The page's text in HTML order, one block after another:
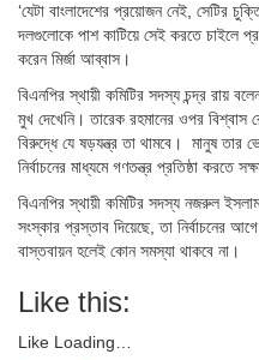
‘যেটা বাংলাদেশের প্রয়োজন নেই, সেটির
দলগুলোকে পাশ কাটিয়ে সেই করতে চাইলে
করেন মির্জা আব্বাস।
বিএনপির স্থায়ী কমিটির সদস্য চন্দ্র রায়
মুখ দেখেনি। তারেক রহমানের ওপর বিশ্বাস
বিরুদ্ধে যে ষড়যন্ত্র তা থামবে। মানুষ তার
নির্বাচনের মাধ্যমে গণতন্ত্র প্রতিষ্ঠা করতে
বিএনপির স্থায়ী কমিটির সদস্য নজরুল
সংস্কার প্রস্তাব দিয়েছে, তা নির্বাচনের
বাস্তবায়ন হলেই কোন সমস্যা থাকবে না।
Like this:
Like Loading…